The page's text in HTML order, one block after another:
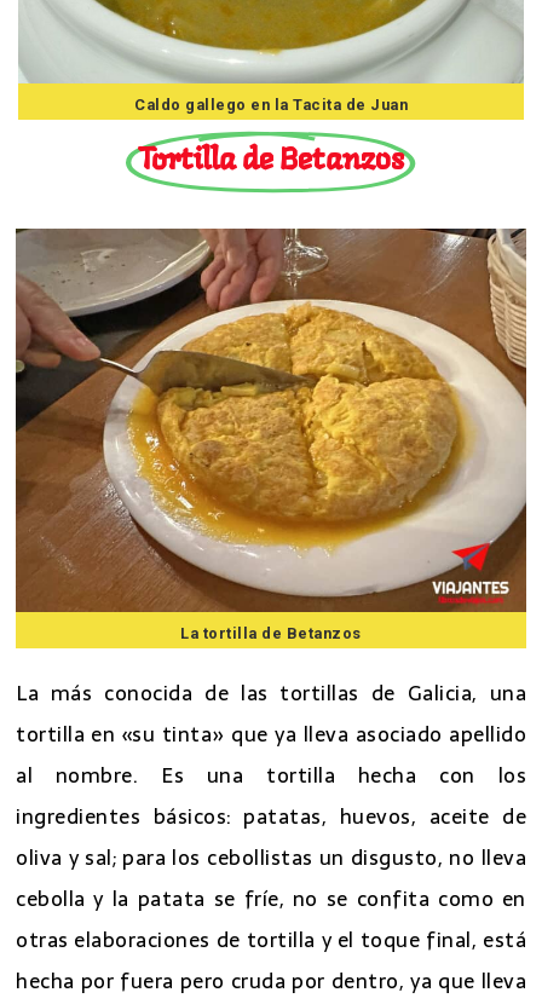
Caldo gallego en la Tacita de Juan
Tortilla de Betanzos
La tortilla de Betanzos
La más conocida de las tortillas de Galicia, una
tortilla en «su tinta» que ya lleva asociado apellido
al nombre. Es una tortilla hecha con los
ingredientes básicos: patatas, huevos, aceite de
oliva y sal; para los cebollistas un disgusto, no lleva
cebolla y la patata se fríe, no se confita como en
otras elaboraciones de tortilla y el toque final, está
hecha por fuera pero cruda por dentro, ya que lleva